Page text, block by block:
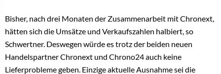
Bisher, nach drei Monaten der Zusammenarbeit mit Chronext,
hätten sich die Umsätze und Verkaufszahlen halbiert, so
Schwertner. Deswegen würde es trotz der beiden neuen
Handelspartner Chronext und Chrono24 auch keine
Lieferprobleme geben. Einzige aktuelle Ausnahme sei die